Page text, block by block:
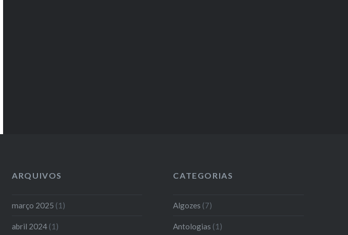
ARQUIVOS
março 2025 (1)
abril 2024 (1)
CATEGORIAS
Algozes (7)
Antologias (1)